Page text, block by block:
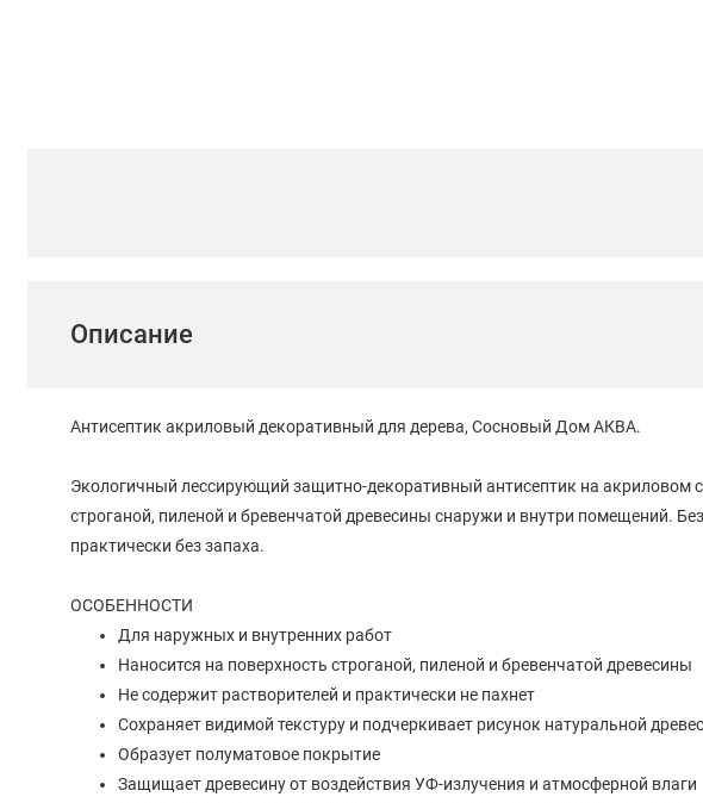
Описание
Антисептик акриловый декоративный для дерева, Сосновый Дом АКВА.
Экологичный лессирующий защитно-декоративный антисептик на акриловом
строганой, пиленой и бревенчатой древесины снаружи и внутри помещений.
практически без запаха.
ОСОБЕННОСТИ
Для наружных и внутренних работ
Наносится на поверхность строганой, пиленой и бревенчатой древесины
Не содержит растворителей и практически не пахнет
Сохраняет видимой текстуру и подчеркивает рисунок натуральной
Образует полуматовое покрытие
Защищает древесину от воздействия УФ-излучения и атмо­сферной влаги